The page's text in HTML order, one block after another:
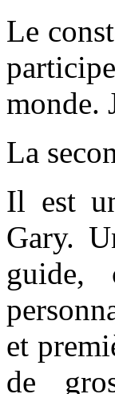
Le
monde.
La
Il est
Gary.
guide,
et
de